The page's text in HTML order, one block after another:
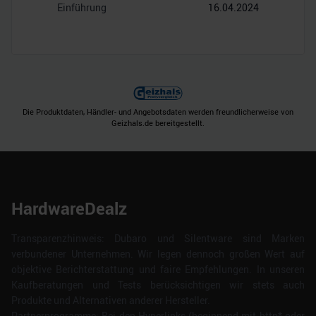
Einführung 16.04.2024
Die Produktdaten, Händler- und Angebotsdaten werden freundlicherweise von
Geizhals.de bereitgestellt.
HardwareDealz